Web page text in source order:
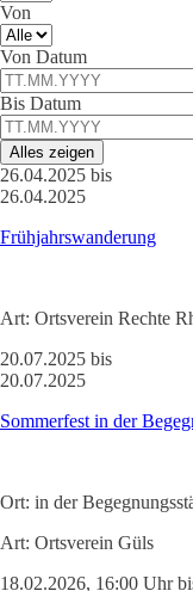
Von
Von Datum
Bis Datum
Alles zeigen
26.04.2025 bis
26.04.2025
Frühjahrswanderung
Art: Ortsverein Rechte
20.07.2025 bis
20.07.2025
Sommerfest in der
Ort: in der
Art: Ortsverein Güls
18.02.2026, 16:00 Uhr